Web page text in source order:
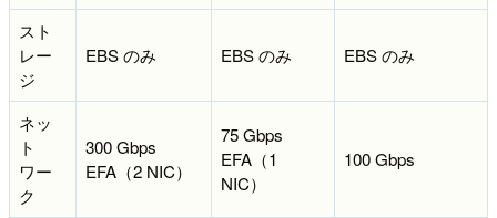
スト
レー
ジ
EBS のみ EBS のみ EBS のみ
ネッ
ト
ワー
ク
300 Gbps
EFA（2 NIC）
75 Gbps
EFA（1
NIC）
100 Gbps